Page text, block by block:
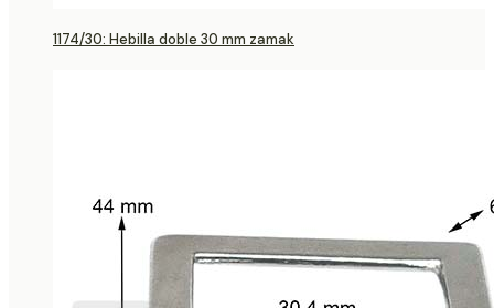
1174/30: Hebilla doble 30 mm zamak